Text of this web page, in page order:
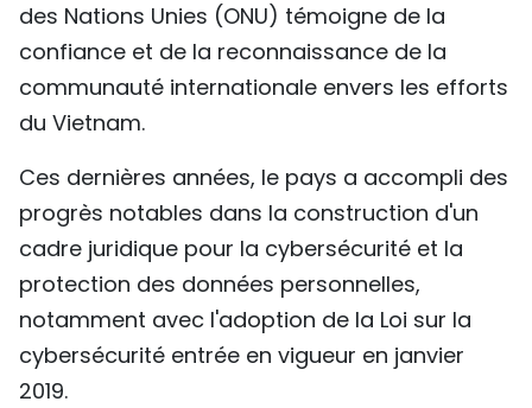
des Nations Unies (ONU) témoigne de la
confiance et de la reconnaissance de la
communauté internationale envers les efforts
du Vietnam.
Ces dernières années, le pays a accompli des
progrès notables dans la construction d'un
cadre juridique pour la cybersécurité et la
protection des données personnelles,
notamment avec l'adoption de la Loi sur la
cybersécurité entrée en vigueur en janvier
2019.